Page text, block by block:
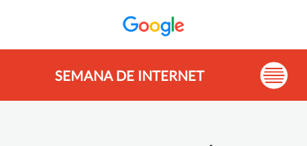
SEMANA DE INTERNET